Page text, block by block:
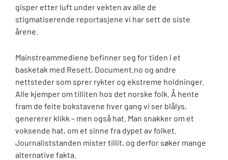
gisper etter luft under vekten av alle de
stigmatiserende reportasjene vi har sett de siste
årene.
Mainstreammediene befinner seg for tiden i et
basketak med Resett, Document.no og andre
nettsteder som sprer rykter og ekstreme holdninger.
Alle kjemper om tilliten hos det norske folk. Å hente
fram de feite bokstavene hver gang vi ser blålys,
genererer klikk – men også hat. Man snakker om et
voksende hat, om et sinne fra dypet av folket.
Journaliststanden mister tillit, og derfor søker mange
alternative fakta.